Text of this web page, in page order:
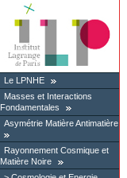
Le LPNHE
Masses et Interactions
Fondamentales
Asymétrie Matière Antimatière
Rayonnement Cosmique et
Matière Noire